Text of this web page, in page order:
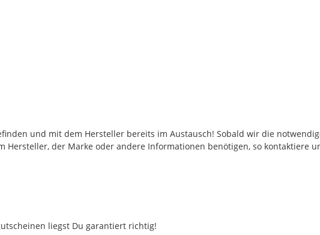
und mit dem Hersteller bereits im Austausch! Sobald wir die
Hersteller, der Marke oder andere Informationen benötigen, so kontaktiere